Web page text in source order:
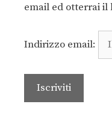
email ed otterrai il
Indirizzo email: